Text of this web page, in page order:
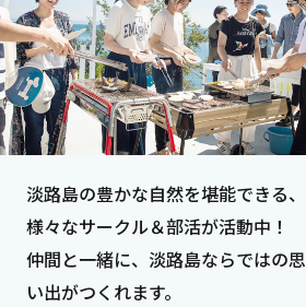
淡路島の豊かな自然を堪能できる、
様々なサークル＆部活が活動中！
仲間と一緒に、淡路島ならではの思
い出がつくれます。